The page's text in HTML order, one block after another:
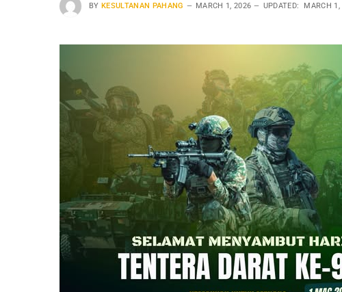
BY KESULTANAN PAHANG MARCH 1, 2026 UPDATED: MARCH 1,